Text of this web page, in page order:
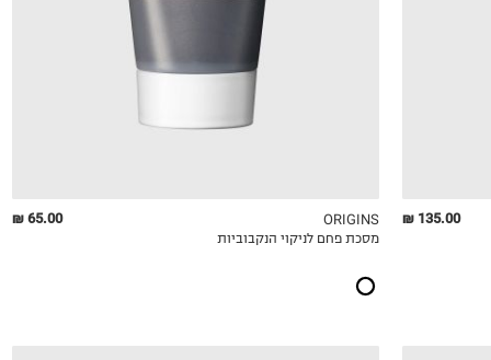
135.00 ₪
MY LIST
65.00 ₪
ORIGINS
מסכת פחם לניקוי הנקבוביות